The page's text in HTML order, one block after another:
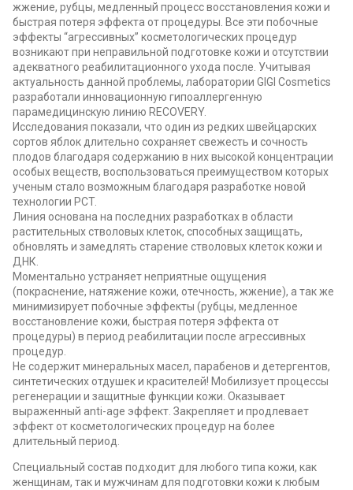
жжение, рубцы, медленный процесс восстановления кожи и
быстрая потеря эффекта от процедуры. Все эти побочные
эффекты “агрессивных” косметологических процедур
возникают при неправильной подготовке кожи и отсутствии
адекватного реабилитационного ухода после. Учитывая
актуальность данной проблемы, лаборатории GIGI Cosmetics
разработали инновационную гипоаллергенную
парамедицинскую линию RECOVERY.
Исследования показали, что один из редких швейцарских
сортов яблок длительно сохраняет свежесть и сочность
плодов благодаря содержанию в них высокой концентрации
особых веществ, воспользоваться преимуществом которых
ученым стало возможным благодаря разработке новой
технологии PCT.
Линия основана на последних разработках в области
растительных стволовых клеток, способных защищать,
обновлять и замедлять старение стволовых клеток кожи и
ДНК.
Моментально устраняет неприятные ощущения
(покраснение, натяжение кожи, отечность, жжение), а так же
минимизирует побочные эффекты (рубцы, медленное
восстановление кожи, быстрая потеря эффекта от
процедуры) в период реабилитации после агрессивных
процедур.
Не содержит минеральных масел, парабенов и детергентов,
синтетических отдушек и красителей! Мобилизует процессы
регенерации и защитные функции кожи. Оказывает
выраженный anti-age эффект. Закрепляет и продлевает
эффект от косметологических процедур на более
длительный период.
Специальный состав подходит для любого типа кожи, как
женщинам, так и мужчинам для подготовки кожи к любым